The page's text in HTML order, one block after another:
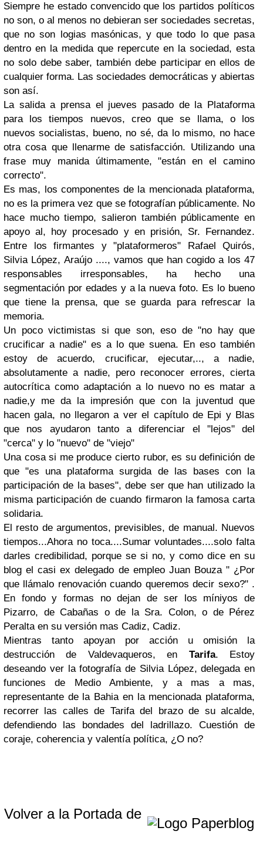
Siempre he estado convencido que los partidos políticos
no son, o al menos no debieran ser sociedades secretas,
que no son logias masónicas, y que todo lo que pasa
dentro en la medida que repercute en la sociedad, esta
no solo debe saber, también debe participar en ellos de
cualquier forma. Las sociedades democráticas y abiertas
son así.
La salida a prensa el jueves pasado de la Plataforma
para los tiempos nuevos, creo que se llama, o los
nuevos socialistas, bueno, no sé, da lo mismo, no hace
otra cosa que llenarme de satisfacción. Utilizando una
frase muy manida últimamente, "están en el camino
correcto".
Es mas, los componentes de la mencionada plataforma,
no es la primera vez que se fotografían públicamente. No
hace mucho tiempo, salieron también públicamente en
apoyo al, hoy procesado y en prisión, Sr. Fernandez.
Entre los firmantes y "plataformeros" Rafael Quirós,
Silvia López, Araújo ...., vamos que han cogido a los 47
responsables irresponsables, ha hecho una
segmentación por edades y a la nueva foto. Es lo bueno
que tiene la prensa, que se guarda para refrescar la
memoria.
Un poco victimistas si que son, eso de "no hay que
crucificar a nadie" es a lo que suena. En eso también
estoy de acuerdo, crucificar, ejecutar,.., a nadie,
absolutamente a nadie, pero reconocer errores, cierta
autocrítica como adaptación a lo nuevo no es matar a
nadie,y me da la impresión que con la juventud que
hacen gala, no llegaron a ver el capítulo de Epi y Blas
que nos ayudaron tanto a diferenciar el "lejos" del
"cerca" y lo "nuevo" de "viejo"
Una cosa si me produce cierto rubor, es su definición de
que "es una plataforma surgida de las bases con la
participación de la bases", debe ser que han utilizado la
misma participación de cuando firmaron la famosa carta
solidaria.
El resto de argumentos, previsibles, de manual. Nuevos
tiempos...Ahora no toca....Sumar voluntades....solo falta
darles credibilidad, porque se si no, y como dice en su
blog el casi ex delegado de empleo Juan Bouza " ¿Por
que llámalo renovación cuando queremos decir sexo?" .
En fondo y formas no dejan de ser los míniyos de
Pizarro, de Cabañas o de la Sra. Colon, o de Pérez
Peralta en su versión mas Cadiz, Cadiz.
Mientras tanto apoyan por acción u omisión la
destrucción de Valdevaqueros, en Tarifa. Estoy
deseando ver la fotografía de Silvia López, delegada en
funciones de Medio Ambiente, y a mas a mas,
representante de la Bahia en la mencionada plataforma,
recorrer las calles de Tarifa del brazo de su alcalde,
defendiendo las bondades del ladrillazo. Cuestión de
coraje, coherencia y valentía política, ¿O no?
Volver a la Portada de